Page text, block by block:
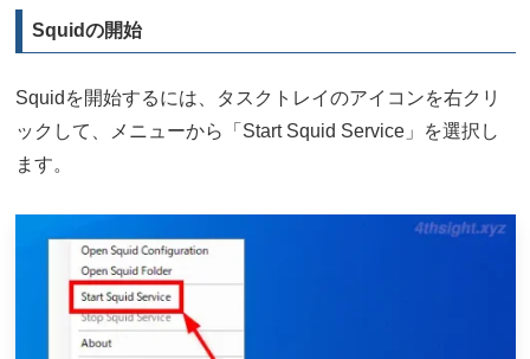
Squidの開始
Squidを開始するには、タスクトレイのアイコンを右クリ
ックして、メニューから「Start Squid Service」を選択し
ます。